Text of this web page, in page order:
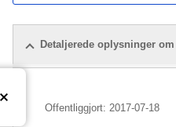
Detaljerede oplysninger
Offentliggjort: 2017-07-18